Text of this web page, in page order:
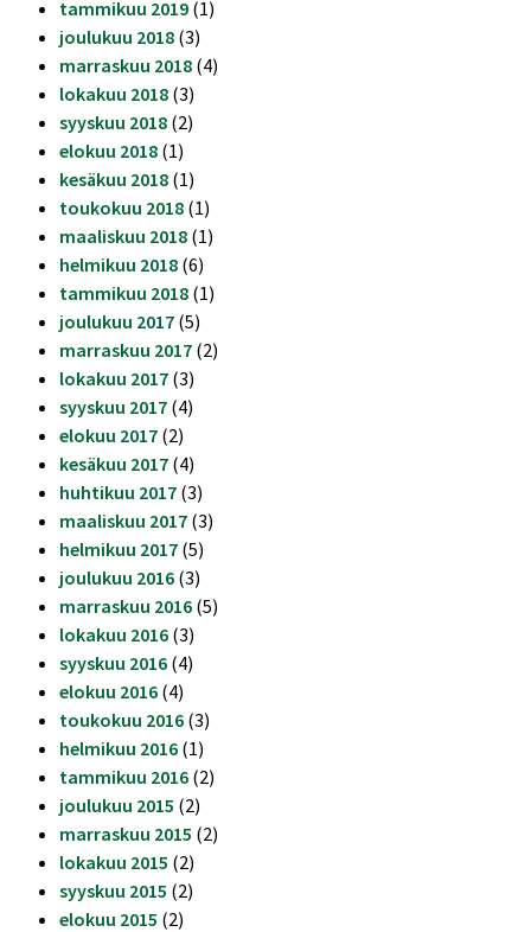
tammikuu 2019 (1)
joulukuu 2018 (3)
marraskuu 2018 (4)
lokakuu 2018 (3)
syyskuu 2018 (2)
elokuu 2018 (1)
kesäkuu 2018 (1)
toukokuu 2018 (1)
maaliskuu 2018 (1)
helmikuu 2018 (6)
tammikuu 2018 (1)
joulukuu 2017 (5)
marraskuu 2017 (2)
lokakuu 2017 (3)
syyskuu 2017 (4)
elokuu 2017 (2)
kesäkuu 2017 (4)
huhtikuu 2017 (3)
maaliskuu 2017 (3)
helmikuu 2017 (5)
joulukuu 2016 (3)
marraskuu 2016 (5)
lokakuu 2016 (3)
syyskuu 2016 (4)
elokuu 2016 (4)
toukokuu 2016 (3)
helmikuu 2016 (1)
tammikuu 2016 (2)
joulukuu 2015 (2)
marraskuu 2015 (2)
lokakuu 2015 (2)
syyskuu 2015 (2)
elokuu 2015 (2)